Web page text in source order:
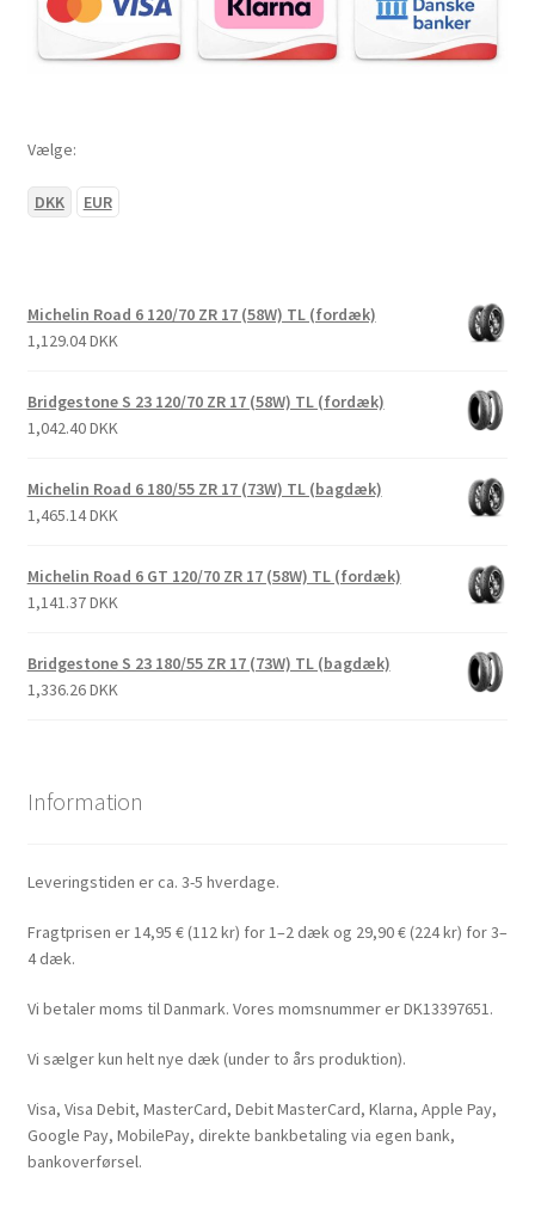
Vælge:
DKK EUR
Michelin Road 6 120/70 ZR 17 (58W) TL (fordæk)
1,129.04 DKK
Bridgestone S 23 120/70 ZR 17 (58W) TL (fordæk)
1,042.40 DKK
Michelin Road 6 180/55 ZR 17 (73W) TL (bagdæk)
1,465.14 DKK
Michelin Road 6 GT 120/70 ZR 17 (58W) TL (fordæk)
1,141.37 DKK
Bridgestone S 23 180/55 ZR 17 (73W) TL (bagdæk)
1,336.26 DKK
Information
Leveringstiden er ca. 3-5 hverdage.
Fragtprisen er 14,95 € (112 kr) for 1–2 dæk og 29,90 € (224 kr) for 3–
4 dæk.
Vi betaler moms til Danmark. Vores momsnummer er DK13397651.
Vi sælger kun helt nye dæk (under to års produktion).
Visa, Visa Debit, MasterCard, Debit MasterCard, Klarna, Apple Pay,
Google Pay, MobilePay, direkte bankbetaling via egen bank,
bankoverførsel.